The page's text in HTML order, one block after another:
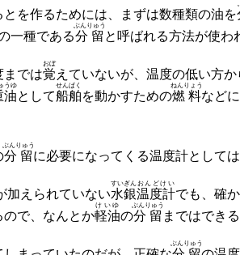
を作るためには、まずは数種類の油を
一種である分留
ぶんりゅう
と呼ばれる方法が使わ
までは覚
おぼ
えていないが、温度の低い方か
油
うゆ
として船舶
せんぱく
を動かすための燃料
ねんりょう
など
分留
ぶんりゅう
に必要になってくる温度計としては
加えられていない水銀
すいぎん
温度計
おんどけい
でも、確
ので、なんとか軽油
けいゆ
の分留
ぶんりゅう
まではでき
ぶんりゅう